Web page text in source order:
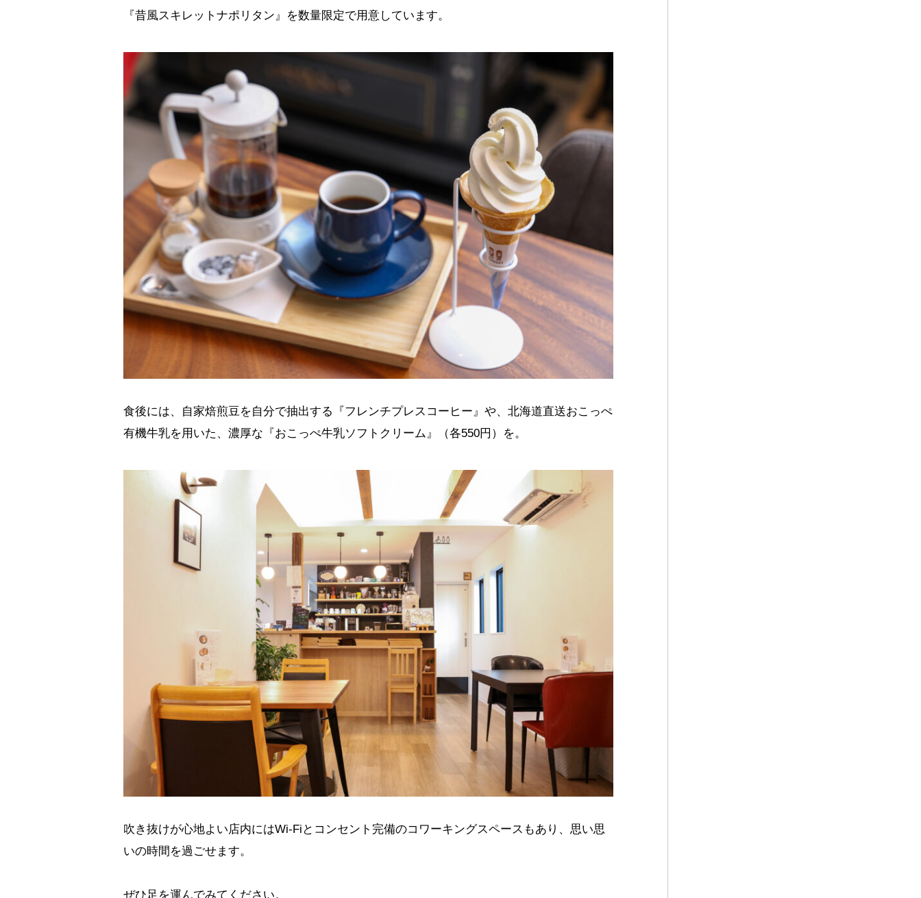
『昔風スキレットナポリタン』を数量限定で用意しています。
食後には、自家焙煎豆を自分で抽出する『フレンチプレスコーヒー』や、北海道直送おこっぺ
有機牛乳を用いた、濃厚な『おこっぺ牛乳ソフトクリーム』（各550円）を。
吹き抜けが心地よい店内にはWi-Fiとコンセント完備のコワーキングスペースもあり、思い思
いの時間を過ごせます。
ぜひ足を運んでみてください。